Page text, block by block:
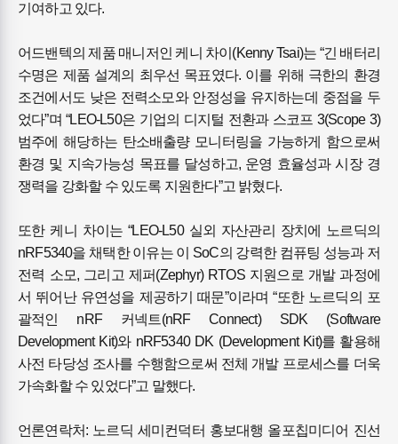
기여하고 있다.
어드밴텍의 제품 매니저인 케니 차이(Kenny Tsai)는 “긴 배터리
수명은 제품 설계의 최우선 목표였다. 이를 위해 극한의 환경
조건에서도 낮은 전력소모와 안정성을 유지하는데 중점을 두
었다”며 “LEO-L50은 기업의 디지털 전환과 스코프 3(Scope 3)
범주에 해당하는 탄소배출량 모니터링을 가능하게 함으로써
환경 및 지속가능성 목표를 달성하고, 운영 효율성과 시장 경
쟁력을 강화할 수 있도록 지원한다”고 밝혔다.
또한 케니 차이는 “LEO-L50 실외 자산관리 장치에 노르딕의
nRF5340을 채택한 이유는 이 SoC의 강력한 컴퓨팅 성능과 저
전력 소모, 그리고 제퍼(Zephyr) RTOS 지원으로 개발 과정에
서 뛰어난 유연성을 제공하기 때문”이라며 “또한 노르딕의 포
괄적인 nRF 커넥트(nRF Connect) SDK (Software
Development Kit)와 nRF5340 DK (Development Kit)를 활용해
사전 타당성 조사를 수행함으로써 전체 개발 프로세스를 더욱
가속화할 수 있었다”고 말했다.
언론연락처: 노르딕 세미컨덕터 홍보대행 올포칩미디어 진선